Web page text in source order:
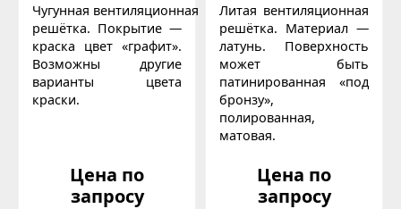
Чугунная вентиляционная
решётка. Покрытие —
краска цвет «графит».
Возможны другие
варианты цвета
краски.
Цена по
запросу
Литая вентиляционная
решётка. Материал —
латунь. Поверхность
может быть
патинированная «под
бронзу»,
полированная,
матовая.
Цена по
запросу